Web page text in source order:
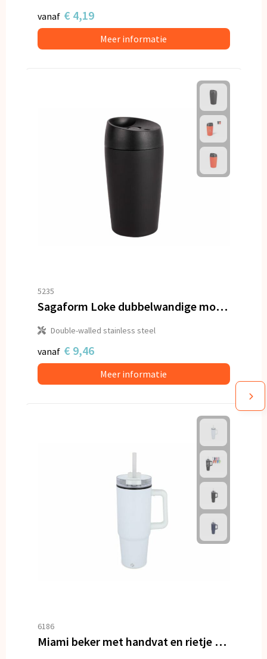
vanaf € 4,19
Meer informatie
5235
Sagaform Loke dubbelwandige mok met rubberen Coating 240ml
Double-walled stainless steel
vanaf € 9,46
Meer informatie
6186
Miami beker met handvat en rietje 800ml